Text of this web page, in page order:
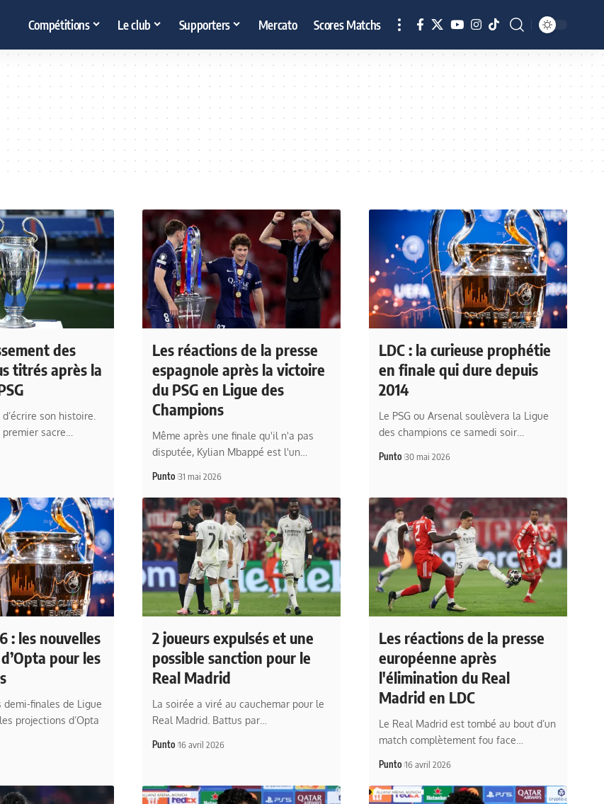
Compétitions Le club Supporters Mercato Scores Matchs
des
titrés après la
son histoire.
sacre…
Les réactions de la presse
espagnole après la victoire
du PSG en Ligue des
Champions
Même après une finale qu'il n'a pas
disputée, Kylian Mbappé est l'un…
Punto 31 mai 2026
LDC : la curieuse prophétie
en finale qui dure depuis
2014
Le PSG ou Arsenal soulèvera la Ligue
des champions ce samedi soir…
Punto 30 mai 2026
: les nouvelles
pour les
demi-finales de Ligue
projections d’Opta
2 joueurs expulsés et une
possible sanction pour le
Real Madrid
La soirée a viré au cauchemar pour le
Real Madrid. Battus par…
Punto 16 avril 2026
Les réactions de la presse
européenne après
l'élimination du Real
Madrid en LDC
Le Real Madrid est tombé au bout d’un
match complètement fou face…
Punto 16 avril 2026